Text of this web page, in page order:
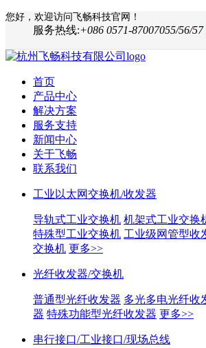
您好，欢迎访问飞畅科技官网！
服务热线:+086 0571-87007055/56/57
首页
产品中心
解决方案
服务支持
新闻中心
关于飞畅
联系我们
工业以太网交换机/收发器
导轨式工业交换机 机架式工业交换
特殊型工业交换机 工业级网管型收
交换机 更多>>
光纤收发器/交换机
普通型光纤收发器 多光多电光纤收
器 特殊功能型光纤收发器 更多>>
串行接口/工业接口/现场总线